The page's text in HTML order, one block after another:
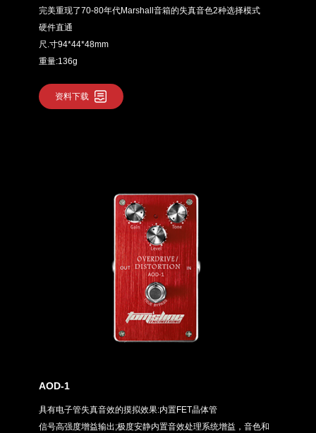
完美重现了70-80年代Marshall音箱的失真音色2种选择模式
硬件直通
尺.寸94*44*48mm
重量:136g
资料下载
AOD-1
具有电子管失真音效的摸拟效果:内置FET晶体管
信号高强度增益输出;极度安静内置音效处理系统增益，音色和